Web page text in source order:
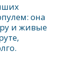
она
и живые